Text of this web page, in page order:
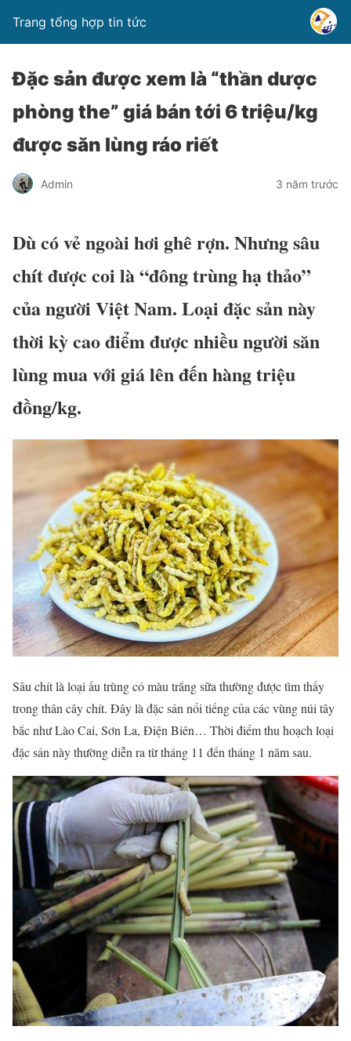
Trang tổng hợp tin tức
Đặc sản được xem là “thần dược
phòng the” giá bán tới 6 triệu/kg
được săn lùng ráo riết
Admin 3 năm trước
Dù có vẻ ngoài hơi ghê rợn. Nhưng sâu
chít được coi là “đông trùng hạ thảo”
của người Việt Nam. Loại đặc sản này
thời kỳ cao điểm được nhiều người săn
lùng mua với giá lên đến hàng triệu
đồng/kg.
Sâu chít là loại ấu trùng có màu trắng sữa thường được tìm thấy
trong thân cây chít. Đây là đặc sản nổi tiếng của các vùng núi tây
bắc như Lào Cai, Sơn La, Điện Biên… Thời điểm thu hoạch loại
đặc sản này thường diễn ra từ tháng 11 đến tháng 1 năm sau.